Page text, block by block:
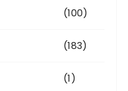
(100)
(183)
(1)